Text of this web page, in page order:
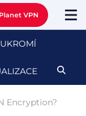
VPN
Encryption?